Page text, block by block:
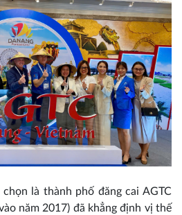
là thành phố đăng cai AGTC
năm 2017) đã khẳng định vị thế